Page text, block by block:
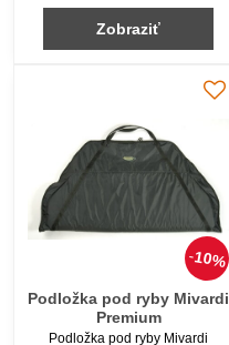
Zobraziť
10%
Podložka pod ryby Mivardi
Premium
Podložka pod ryby Mivardi